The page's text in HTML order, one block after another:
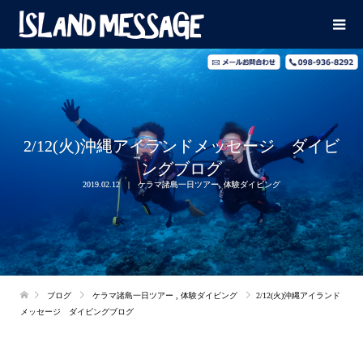
2/12(火)沖縄アイランドメッセージ ダイビ
ングブログ
2019.02.12 ケラマ諸島一日ツアー, 体験ダイビング
ブログ ケラマ諸島一日ツアー 体験ダイビング
2/12(火)沖縄アイランド
メッセージ ダイビングブログ